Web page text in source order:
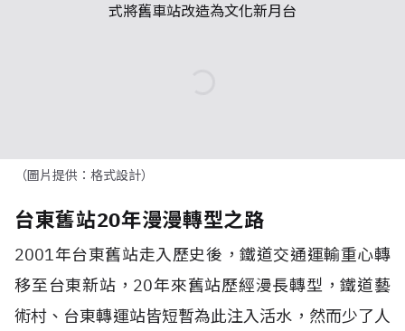
（圖片提供：格式設計）
台東舊站20年漫漫轉型之路
2001年台東舊站走入歷史後，鐵道交通運輸重心轉
移至台東新站，20年來舊站歷經漫長轉型，鐵道藝
術村、台東轉運站皆短暫為此注入活水，然而少了人